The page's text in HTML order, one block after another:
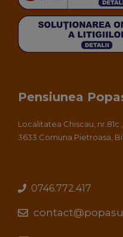
Pensiunea
Localitatea Chiscau, nr.81c
3633 Comuna Pietroasa,
0746.772.417